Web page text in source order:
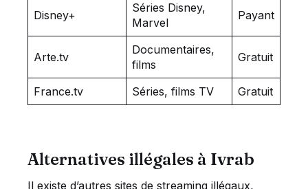
Disney+
Séries Disney,
Marvel
Payant
Arte.tv
Documentaires,
films
Gratuit
France.tv Séries, films TV Gratuit
Alternatives illégales à Ivrab
Il existe d’autres sites de streaming illégaux,